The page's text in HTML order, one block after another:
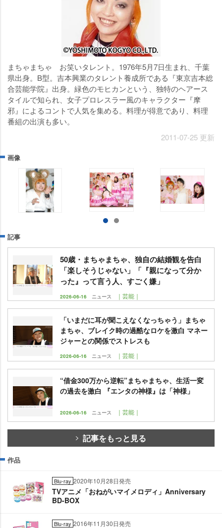
まちゃまちゃ お笑いタレント。1976年5月7日生まれ、千葉
県出身。B型。吉本興業のタレント養成所である『東京吉本総
合芸能学院』出身。緑色のモヒカンという、独特のヘアース
タイルで知られ、女子プロレスラー風のキャラクター『摩
邪』によるコントで人気を集める。料理が得意であり、料理
番組の出演も多い。
2011-07-25 更新
画像
記事
50歳・まちゃまちゃ、独自の結婚観を告白
「楽しそうじゃない」「『親になって分か
った』って言う人、すごく嫌」
2026-06-16 ニュース ｜芸能｜
「いまだに耳が聞こえなくなっちゃう」まちゃ
まちゃ、ブレイク時の過酷なロケを激白 マネー
ジャーとの関係でストレスも
2026-06-16 ニュース ｜芸能｜
“借金300万から逆転”まちゃまちゃ、生活一変
の過去を激白 『エンタの神様』は「神様」
2026-06-16 ニュース ｜芸能｜
記事をもっと見る
作品
Blu-ray 2020年10月28日発売
TVアニメ「おねがいマイメロディ」Anniversary
BD-BOX
Blu-ray 2016年11月30日発売